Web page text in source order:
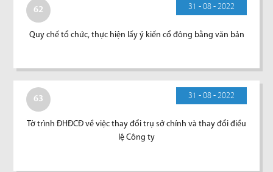
62 31 - 08 - 2022
Quy chế tổ chức, thực hiện lấy ý kiến cổ đông bằng văn bản
63 31 - 08 - 2022
Tờ trình ĐHĐCĐ về việc thay đổi trụ sở chính và thay đổi điều
lệ Công ty